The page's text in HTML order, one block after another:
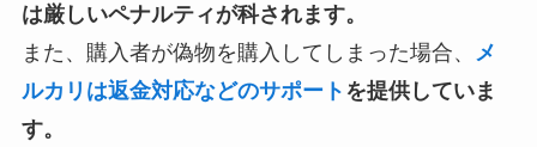
は厳しいペナルティが科されます。
また、購入者が偽物を購入してしまった場合、
メ
ルカリは返金対応などのサポート を提供していま
す。